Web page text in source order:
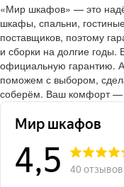
«Мир шкафов» — это
шкафы, спальни,
поставщиков, поэтому
и сборки на долгие
официальную гарантию.
поможем с выбором,
соберём. Ваш комфорт —